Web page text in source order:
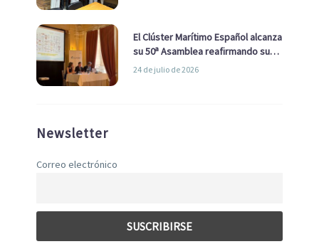
El Clúster Marítimo Español alcanza
su 50ª Asamblea reafirmando su
liderazgo en la Economía Azul
24 de julio de 2026
Newsletter
Correo electrónico